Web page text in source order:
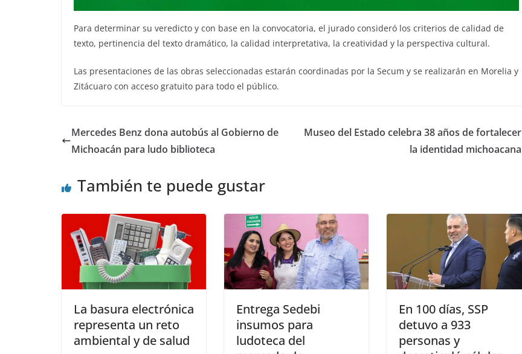
Para determinar su veredicto y con base en la convocatoria, el jurado consideró los criterios de calidad de
texto, pertinencia del texto dramático, la calidad interpretativa, la creatividad y la perspectiva cultural.
Las presentaciones de las obras seleccionadas estarán coordinadas por la Secum y se realizarán en Morelia y
Zitácuaro con acceso gratuito para todo el público.
Mercedes Benz dona autobús al Gobierno de
Michoacán para ludo biblioteca
Museo del Estado celebra 38 años de fortalecer
la identidad michoacana
También te puede gustar
La basura electrónica
representa un reto
ambiental y de salud
Entrega Sedebi
insumos para
ludoteca del
En 100 días, SSP
detuvo a 933
personas y